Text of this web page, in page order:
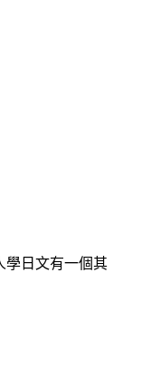
學日文有一個其